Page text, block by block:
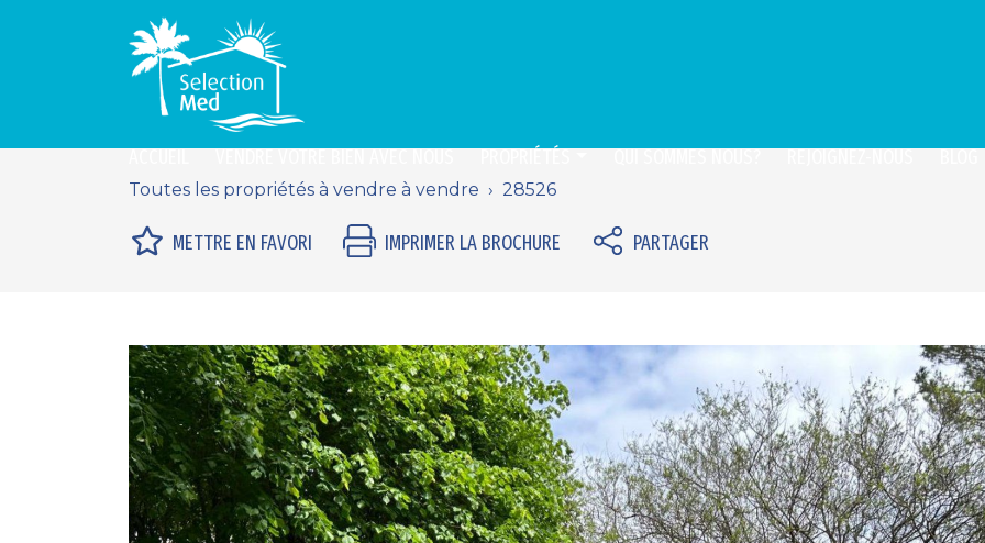
Toutes les propriétés à vendre à vendre 28526
METTRE EN FAVORI IMPRIMER LA BROCHURE PARTAGER